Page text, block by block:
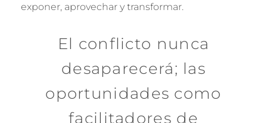
exponer, aprovechar y transformar.
El conflicto nunca
desaparecerá; las
oportunidades como
facilitadores de